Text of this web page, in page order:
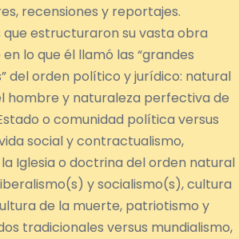
recensiones y reportajes.
que estructuraron su vasta obra
lo que él llamó las “grandes
del orden político y jurídico: natural
hombre y naturaleza perfectiva de
o comunidad política versus
social y contractualismo,
Iglesia o doctrina del orden natural
y socialismo(s), cultura
de la muerte, patriotismo y
tradicionales versus mundialismo,